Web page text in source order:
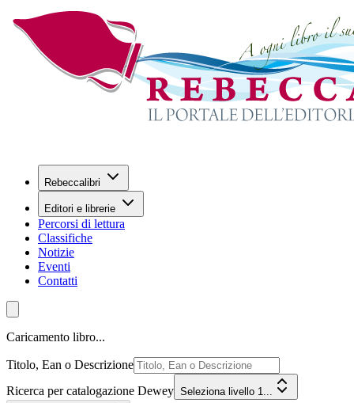
Rebeccalibri
Editori e librerie
Percorsi di lettura
Classifiche
Notizie
Eventi
Contatti
Caricamento libro...
Titolo, Ean o Descrizione
Ricerca per catalogazione Dewey Seleziona livello 1...